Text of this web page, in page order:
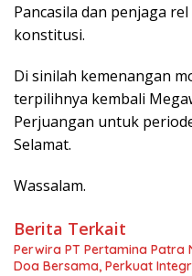
Pancasila dan penjaga
konstitusi.
Di sinilah kemenangan
terpilihnya kembali
Perjuangan untuk
Selamat.
Wassalam.
Berita Terkait
Perwira PT Pertamina Patra
Doa Bersama, Perkuat